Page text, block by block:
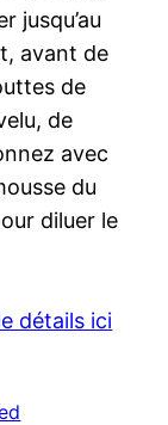
jusqu’au
avant de
de
de
avec
du
diluer le
détails ici